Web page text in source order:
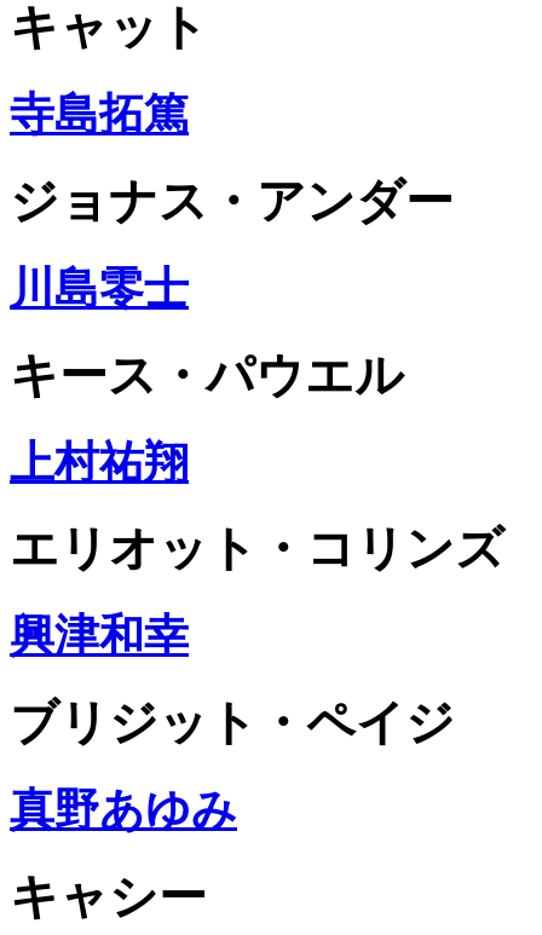
キャット
寺島拓篤
ジョナス・アンダー
川島零士
キース・パウエル
上村祐翔
エリオット・コリンズ
興津和幸
ブリジット・ペイジ
真野あゆみ
キャシー